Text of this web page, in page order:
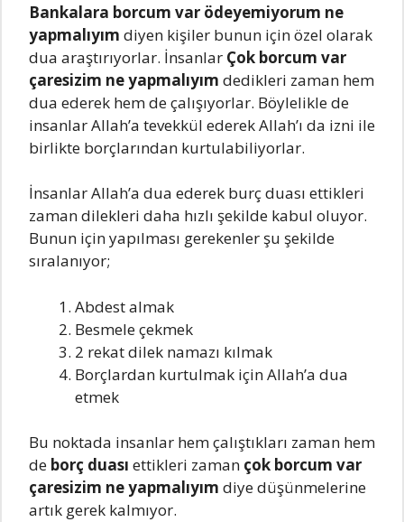
Bankalara borcum var ödeyemiyorum ne
yapmalıyım diyen kişiler bunun için özel olarak
dua araştırıyorlar. İnsanlar Çok borcum var
çaresizim ne yapmalıyım dedikleri zaman hem
dua ederek hem de çalışıyorlar. Böylelikle de
insanlar Allah’a tevekkül ederek Allah’ı da izni ile
birlikte borçlarından kurtulabiliyorlar.
İnsanlar Allah’a dua ederek burç duası ettikleri
zaman dilekleri daha hızlı şekilde kabul oluyor.
Bunun için yapılması gerekenler şu şekilde
sıralanıyor;
Abdest almak
Besmele çekmek
2 rekat dilek namazı kılmak
Borçlardan kurtulmak için Allah’a dua
etmek
Bu noktada insanlar hem çalıştıkları zaman hem
de borç duası ettikleri zaman çok borcum var
çaresizim ne yapmalıyım diye düşünmelerine
artık gerek kalmıyor.